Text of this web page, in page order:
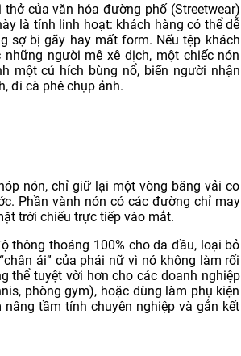
của văn hóa đường phố (Streetwear)
là tính linh hoạt: khách hàng có thể dễ
sợ bị gãy hay mất form. Nếu tệp khách
người mê xê dịch, một chiếc nón
một cú hích bùng nổ, biến người nhận
đi cà phê chụp ảnh.
nón, chỉ giữ lại một vòng băng vải co
Phần vành nón có các đường chỉ may
trời chiếu trực tiếp vào mắt.
thông thoáng 100% cho da đầu, loại bỏ
ái” của phái nữ vì nó không làm rối
thể tuyệt vời hơn cho các doanh nghiệp
phòng gym), hoặc dùng làm phụ kiện
tầm tính chuyên nghiệp và gắn kết